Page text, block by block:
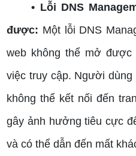
• Lỗi DNS
được: Một lỗi DNS
web không thể mở được
việc truy cập. Người
không thể kết nối đến
gây ảnh hưởng tiêu cực
và có thể dẫn đến mất